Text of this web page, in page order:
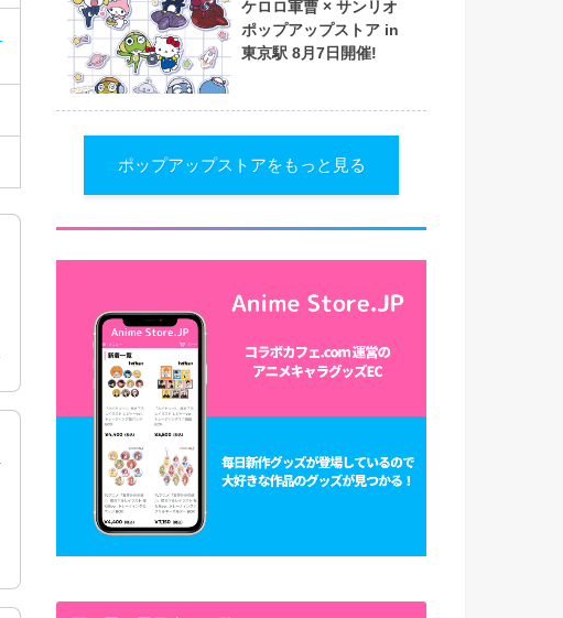
ケロロ軍曹 × サンリオ
ポップアップストア in
東京駅 8月7日開催!
ポップアップストアをもっと見る